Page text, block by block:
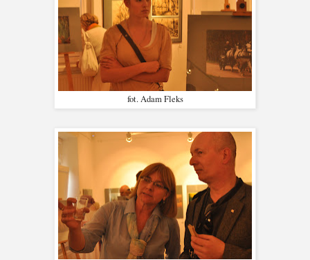
fot. Adam Fleks